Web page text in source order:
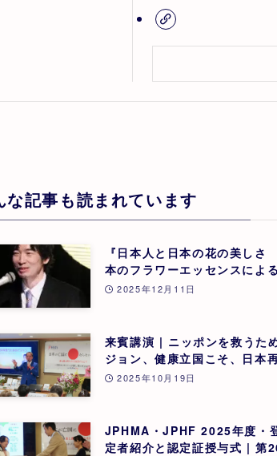
な記事も読まれています
『日本人と日本の花の美し
本のフラワーエッセンスによ
し』 東 昭史
2025年12月11日
来賓講演 | ニッポンを救うた
ジョン、健康立国こそ、日本
道 | 吉野敏明(医療法人社団 銀
2025年10月19日
JPHMA・JPHF 2025年度・
定者紹介と認定証授与式 | 第